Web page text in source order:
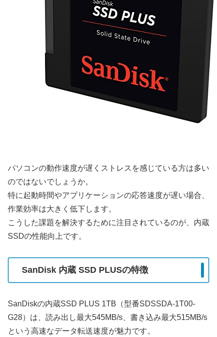
パソコンの動作速度が遅くストレスを感じている方は多い
のではないでしょうか。
特に起動時間やアプリケーションの応答速度が遅い場合、
作業効率は大きく低下します。
こうした課題を解決するために注目されているのが、内蔵
SSDの性能向上です。
SanDisk 内蔵 SSD PLUSの特徴
SanDiskの内蔵SSD PLUS 1TB（型番SDSSDA-1T00-
G28）は、読み出し最大545MB/s、書き込み最大515MB/s
という高速なデータ転送速度が魅力です。